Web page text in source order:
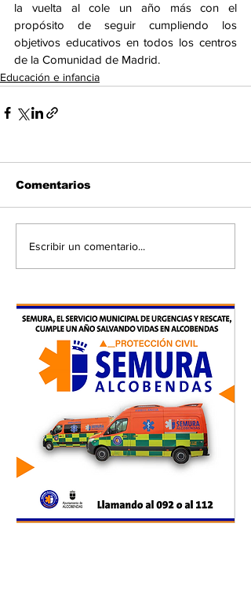
la vuelta al cole un año más con el
propósito de seguir cumpliendo los
objetivos educativos en todos los centros
de la Comunidad de Madrid.
Educación e infancia
Comentarios
Escribir un comentario...